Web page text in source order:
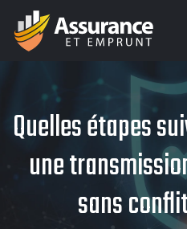
Quelles étapes
une
sans